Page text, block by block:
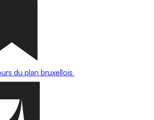
du plan bruxellois